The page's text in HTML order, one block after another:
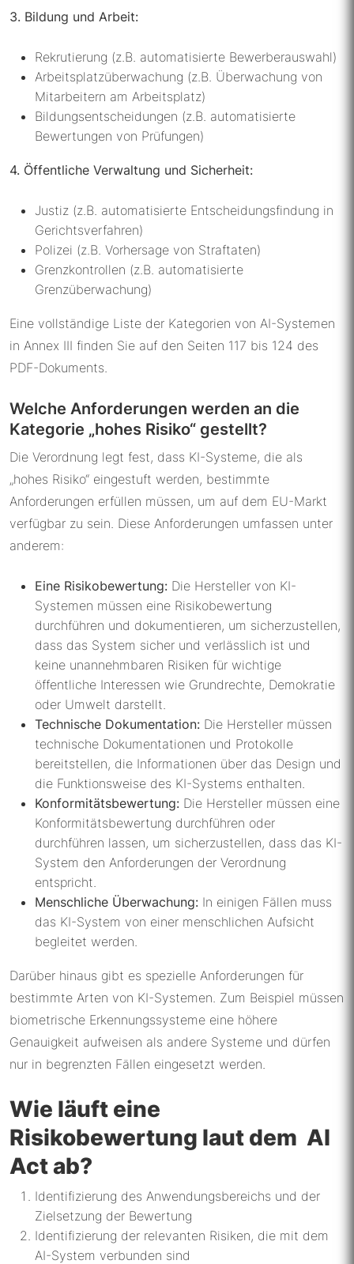
3. Bildung und Arbeit:
Rekrutierung (z.B. automatisierte Bewerberauswahl)
Arbeitsplatzüberwachung (z.B. Überwachung von
Mitarbeitern am Arbeitsplatz)
Bildungsentscheidungen (z.B. automatisierte
Bewertungen von Prüfungen)
4. Öffentliche Verwaltung und Sicherheit:
Justiz (z.B. automatisierte Entscheidungsfindung in
Gerichtsverfahren)
Polizei (z.B. Vorhersage von Straftaten)
Grenzkontrollen (z.B. automatisierte
Grenzüberwachung)
Eine vollständige Liste der Kategorien von AI-Systemen
in Annex III finden Sie auf den Seiten 117 bis 124 des
PDF-Dokuments.
Welche Anforderungen werden an die
Kategorie „hohes Risiko“ gestellt?
Die Verordnung legt fest, dass KI-Systeme, die als
„hohes Risiko“ eingestuft werden, bestimmte
Anforderungen erfüllen müssen, um auf dem EU-Markt
verfügbar zu sein. Diese Anforderungen umfassen unter
anderem:
Eine Risikobewertung: Die Hersteller von KI-
Systemen müssen eine Risikobewertung
durchführen und dokumentieren, um sicherzustellen,
dass das System sicher und verlässlich ist und
keine unannehmbaren Risiken für wichtige
öffentliche Interessen wie Grundrechte, Demokratie
oder Umwelt darstellt.
Technische Dokumentation: Die Hersteller müssen
technische Dokumentationen und Protokolle
bereitstellen, die Informationen über das Design und
die Funktionsweise des KI-Systems enthalten.
Konformitätsbewertung: Die Hersteller müssen eine
Konformitätsbewertung durchführen oder
durchführen lassen, um sicherzustellen, dass das KI-
System den Anforderungen der Verordnung
entspricht.
Menschliche Überwachung: In einigen Fällen muss
das KI-System von einer menschlichen Aufsicht
begleitet werden.
Darüber hinaus gibt es spezielle Anforderungen für
bestimmte Arten von KI-Systemen. Zum Beispiel müssen
biometrische Erkennungssysteme eine höhere
Genauigkeit aufweisen als andere Systeme und dürfen
nur in begrenzten Fällen eingesetzt werden.
Wie läuft eine
Risikobewertung laut dem AI
Act ab?
Identifizierung des Anwendungsbereichs und der
Zielsetzung der Bewertung
Identifizierung der relevanten Risiken, die mit dem
AI-System verbunden sind